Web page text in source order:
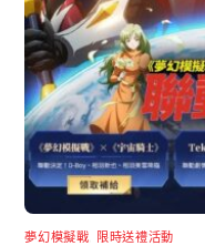
夢幻模擬戰 限時送禮活動